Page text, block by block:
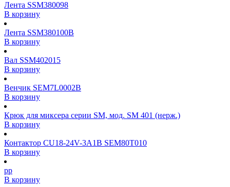
Лента SSM380098
В корзину
Лента SSM380100B
В корзину
Вал SSM402015
В корзину
Венчик SEM7L0002B
В корзину
Крюк для миксера серии SM, мод. SM 401 (нерж.)
В корзину
Контактор CU18-24V-3A1B SEM80T010
В корзину
рр
В корзину